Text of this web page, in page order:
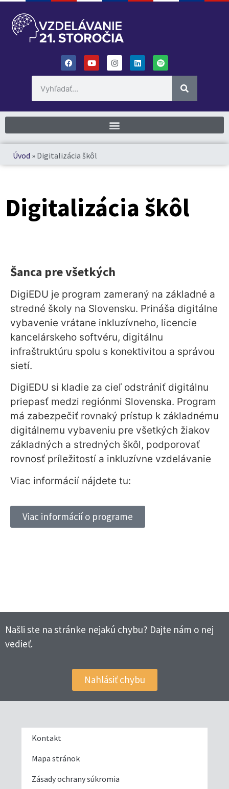
Úvod » Digitalizácia škôl
Digitalizácia škôl
Šanca pre všetkých
DigiEDU je program zameraný na základné a
stredné školy na Slovensku. Prináša digitálne
vybavenie vrátane inkluzívneho, licencie
kancelárskeho softvéru, digitálnu
infraštruktúru spolu s konektivitou a správou
sietí.
DigiEDU si kladie za cieľ odstrániť digitálnu
priepasť medzi regiónmi Slovenska. Program
má zabezpečiť rovnaký prístup k základnému
digitálnemu vybaveniu pre všetkých žiakov
základných a stredných škôl, podporovať
rovnosť príležitostí a inkluzívne vzdelávanie
Viac informácií nájdete tu:
Viac informácií o programe
Našli ste na stránke nejakú chybu? Dajte nám o nej
vedieť.
Nahlásiť chybu
Kontakt
Mapa stránok
Zásady ochrany súkromia